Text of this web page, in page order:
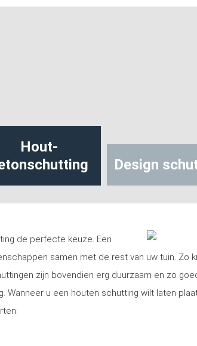
Hout-
Design
de perfecte keuze. Een
samen met de rest van uw tuin. Zo
zijn bovendien erg duurzaam en zo
Wanneer u een houten schutting wilt laten